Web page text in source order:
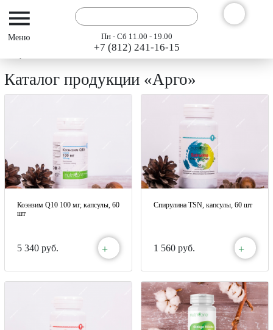
Пн - Сб 11.00 - 19.00
+7 (812) 241-16-15
Каталог
Каталог продукции «Арго»
Коэнзим Q10 100 мг, капсулы, 60
шт
5 340 руб. +
Спирулина TSN, капсулы, 60 шт
1 560 руб. +